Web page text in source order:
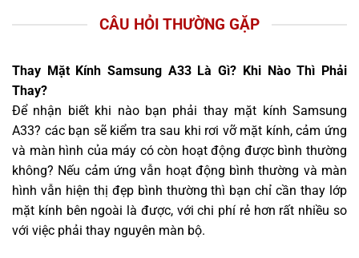
CÂU HỎI THƯỜNG GẶP
Thay Mặt Kính Samsung A33 Là Gì? Khi Nào Thì Phải
Thay?
Để nhận biết khi nào bạn phải thay mặt kính Samsung
A33? các bạn sẽ kiểm tra sau khi rơi vỡ mặt kính, cảm ứng
và màn hình của máy có còn hoạt động được bình thường
không? Nếu cảm ứng vẫn hoạt động bình thường và màn
hình vẫn hiện thị đẹp bình thường thì bạn chỉ cần thay lớp
mặt kính bên ngoài là được, với chi phí rẻ hơn rất nhiều so
với việc phải thay nguyên màn bộ.